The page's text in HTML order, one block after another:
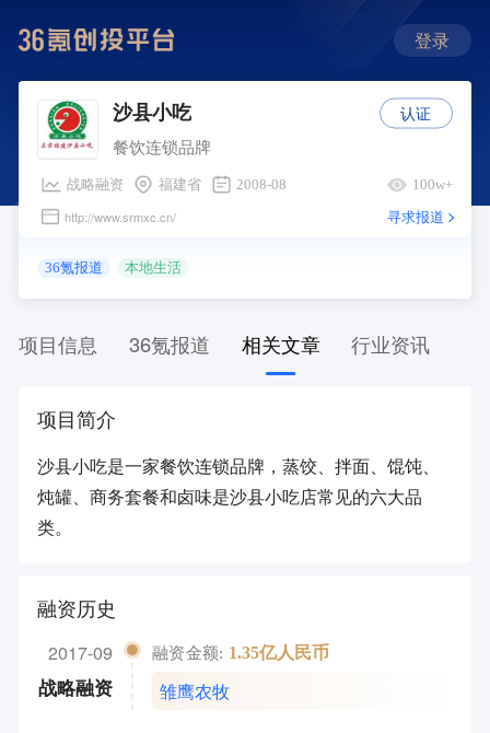
登录
沙县小吃
餐饮连锁品牌
战略融资 福建省 2008-08 100w+
http://www.srmxc.cn/ 寻求报道
36氪报道 本地生活
认证
项目信息 36氪报道 相关文章 行业资讯
项目简介
沙县小吃是一家餐饮连锁品牌，蒸饺、拌面、馄饨、
炖罐、商务套餐和卤味是沙县小吃店常见的六大品
类。
融资历史
2017-09
战略融资
融资金额: 1.35亿人民币
雏鹰农牧